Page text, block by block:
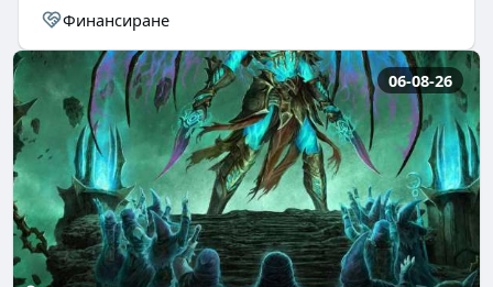
Финансиране
06-08-26